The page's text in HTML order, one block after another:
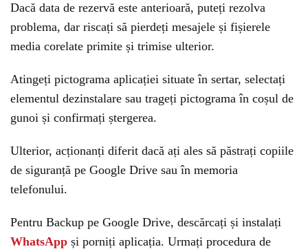
Dacă data de rezervă este anterioară, puteți rezolva
problema, dar riscați să pierdeți mesajele și fișierele
media corelate primite și trimise ulterior.
Atingeți pictograma aplicației situate în sertar, selectați
elementul dezinstalare sau trageți pictograma în coșul de
gunoi și confirmați ștergerea.
Ulterior, acționanți diferit dacă ați ales să păstrați copiile
de siguranță pe Google Drive sau în memoria
telefonului.
Pentru Backup pe Google Drive, descărcați și instalați
WhatsApp și porniți aplicația. Urmați procedura de